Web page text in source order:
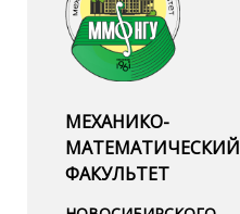
МЕХАНИКО-
МАТЕМАТИЧЕСКИЙ
ФАКУЛЬТЕТ